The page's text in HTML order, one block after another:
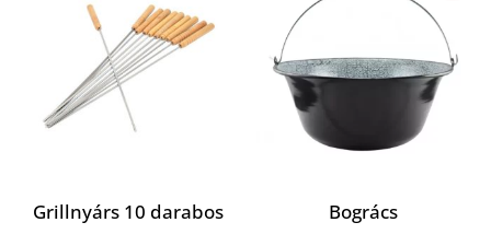
Grillnyárs 10 darabos Bogrács